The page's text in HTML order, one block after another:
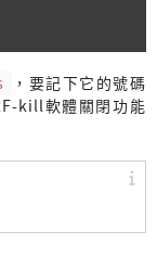
，要記下它的號碼
kill軟體關閉功能